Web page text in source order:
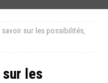
savoir sur les possibilités,
les